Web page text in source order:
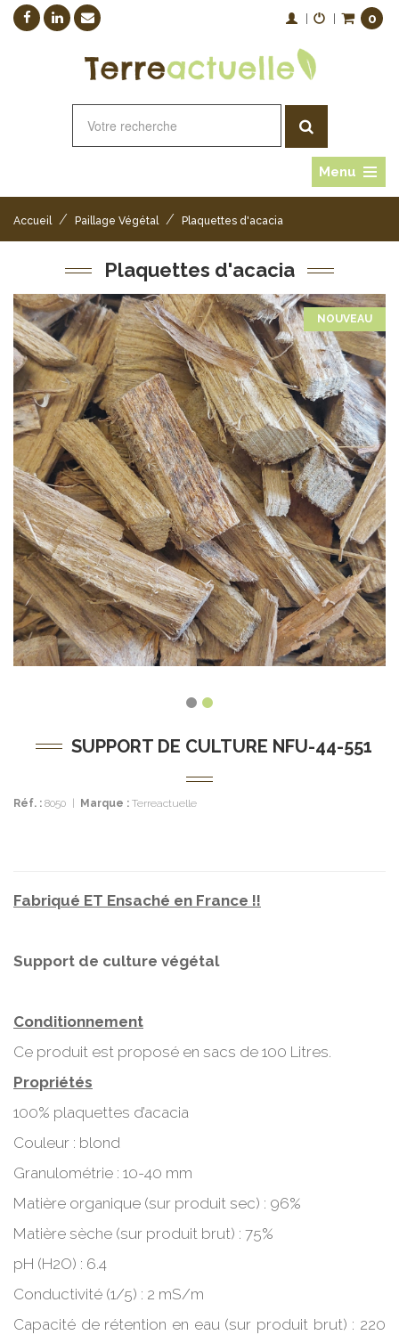
0
Menu
Accueil / Paillage Végétal / Plaquettes d'acacia
Plaquettes d'acacia
NOUVEAU
SUPPORT DE CULTURE NFU-44-551
Réf. : 8050 Marque : Terreactuelle
Fabriqué ET Ensaché en France !!
Support de culture végétal
Conditionnement
Ce produit est proposé en sacs de 100 Litres.
Propriétés
100% plaquettes d’acacia
Couleur : blond
Granulométrie : 10-40 mm
Matière organique (sur produit sec) : 96%
Matière sèche (sur produit brut) : 75%
pH (H2O) : 6.4
Conductivité (1/5) : 2 mS/m
Capacité de rétention en eau (sur produit brut) : 220